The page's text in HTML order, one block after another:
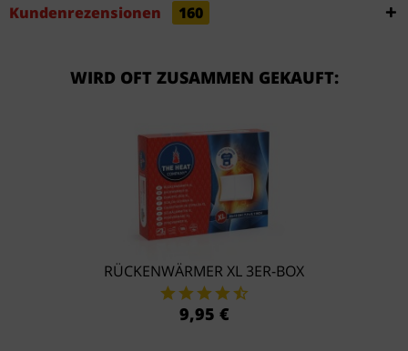
Kundenrezensionen
160
WIRD OFT ZUSAMMEN GEKAUFT:
RÜCKENWÄRMER XL 3ER-BOX
9,95 €